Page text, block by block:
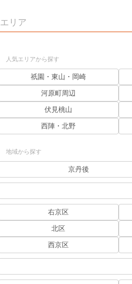
エリア
人気エリアから探す
祇園・東山・岡崎
河原町周辺
伏見桃山
西陣・北野
地域から探す
京丹後
右京区
北区
西京区